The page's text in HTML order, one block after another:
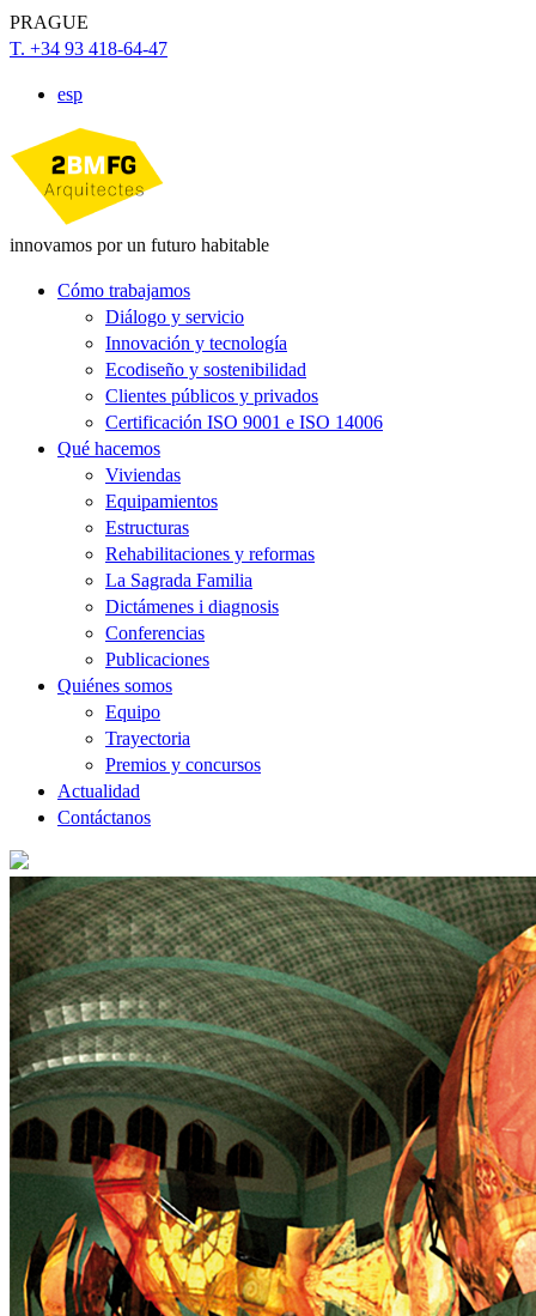
PRAGUE
T. +34 93 418-64-47
esp
innovamos por un futuro habitable
Cómo trabajamos
Diálogo y servicio
Innovación y tecnología
Ecodiseño y sostenibilidad
Clientes públicos y privados
Certificación ISO 9001 e ISO 14006
Qué hacemos
Viviendas
Equipamientos
Estructuras
Rehabilitaciones y reformas
La Sagrada Familia
Dictámenes i diagnosis
Conferencias
Publicaciones
Quiénes somos
Equipo
Trayectoria
Premios y concursos
Actualidad
Contáctanos